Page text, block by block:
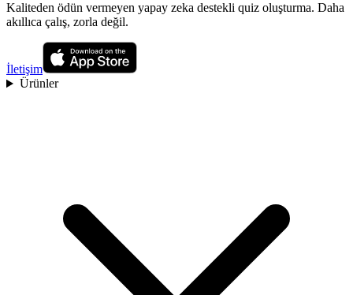
Kaliteden ödün vermeyen yapay zeka destekli quiz oluşturma. Daha
akıllıca çalış, zorla değil.
İletişim
Ürünler